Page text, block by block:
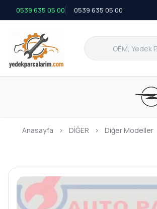
0539 635 05 00 0539 635 05 00
Anasayfa › DİĞER › Diğer Modeller